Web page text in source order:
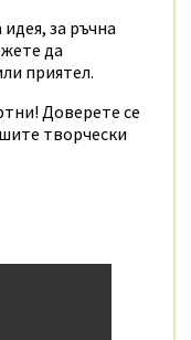
за ръчна
да
приятел.
Доверете се
творчески